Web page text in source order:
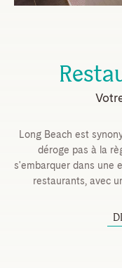
Long Beach est
déroge pas à la
s'embarquer dans une
restaurants, avec